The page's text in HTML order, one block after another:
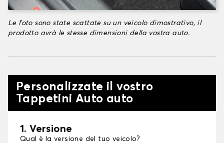
Le foto sono state scattate su un veicolo dimostrativo, il
prodotto avrà le stesse dimensioni della vostra auto.
Personalizzate il vostro
Tappetini Auto auto
1. Versione
Qual è la versione del tuo veicolo?